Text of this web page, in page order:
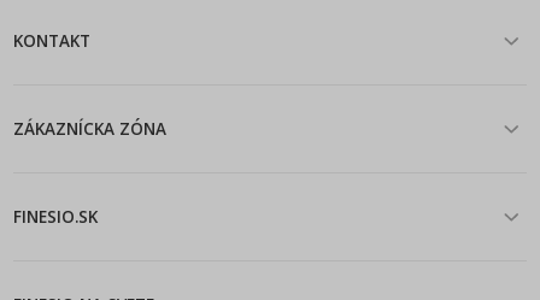
KONTAKT
ZÁKAZNÍCKA ZÓNA
FINESIO.SK